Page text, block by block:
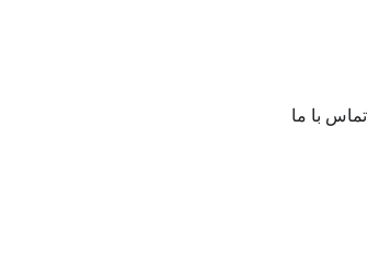
تماس با ما